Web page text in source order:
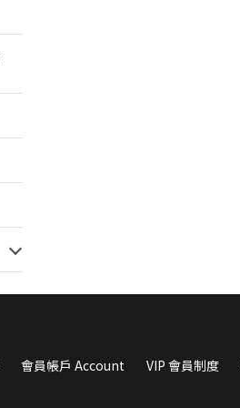
會員帳戶 Account VIP 會員制度